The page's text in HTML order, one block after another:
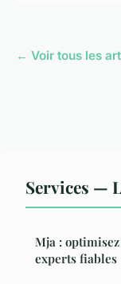
← Voir tous les
Services —
Mja :
experts fiables